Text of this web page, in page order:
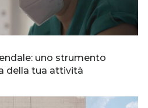
uno strumento
della tua attività